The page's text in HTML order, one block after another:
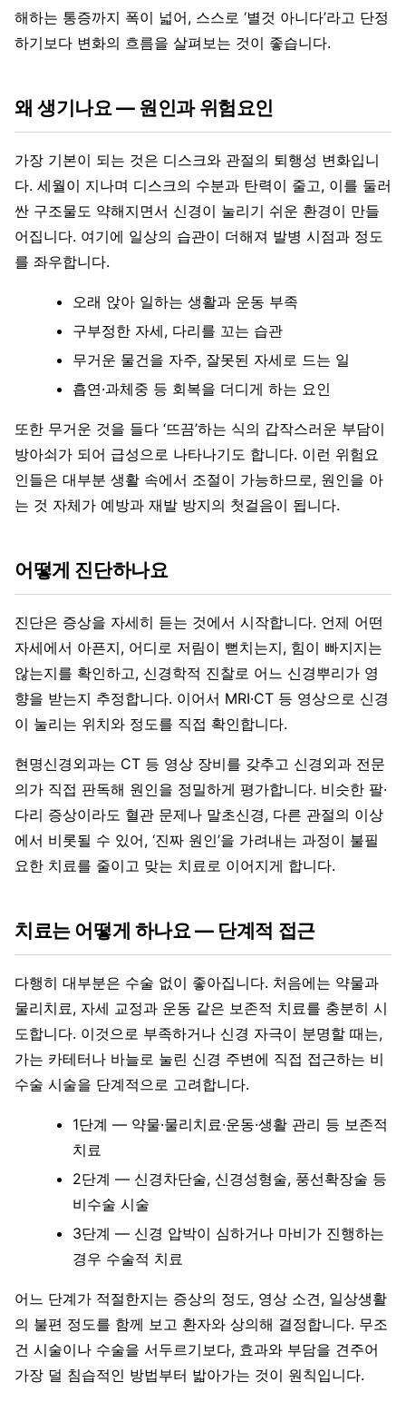
해하는 통증까지 폭이 넓어, 스스로 ‘별것 아니다’라고 단정
하기보다 변화의 흐름을 살펴보는 것이 좋습니다.
왜 생기나요 — 원인과 위험요인
가장 기본이 되는 것은 디스크와 관절의 퇴행성 변화입니
다. 세월이 지나며 디스크의 수분과 탄력이 줄고, 이를 둘러
싼 구조물도 약해지면서 신경이 눌리기 쉬운 환경이 만들
어집니다. 여기에 일상의 습관이 더해져 발병 시점과 정도
를 좌우합니다.
오래 앉아 일하는 생활과 운동 부족
구부정한 자세, 다리를 꼬는 습관
무거운 물건을 자주, 잘못된 자세로 드는 일
흡연·과체중 등 회복을 더디게 하는 요인
또한 무거운 것을 들다 ‘뜨끔’하는 식의 갑작스러운 부담이
방아쇠가 되어 급성으로 나타나기도 합니다. 이런 위험요
인들은 대부분 생활 속에서 조절이 가능하므로, 원인을 아
는 것 자체가 예방과 재발 방지의 첫걸음이 됩니다.
어떻게 진단하나요
진단은 증상을 자세히 듣는 것에서 시작합니다. 언제 어떤
자세에서 아픈지, 어디로 저림이 뻗치는지, 힘이 빠지지는
않는지를 확인하고, 신경학적 진찰로 어느 신경뿌리가 영
향을 받는지 추정합니다. 이어서 MRI·CT 등 영상으로 신경
이 눌리는 위치와 정도를 직접 확인합니다.
현명신경외과는 CT 등 영상 장비를 갖추고 신경외과 전문
의가 직접 판독해 원인을 정밀하게 평가합니다. 비슷한 팔·
다리 증상이라도 혈관 문제나 말초신경, 다른 관절의 이상
에서 비롯될 수 있어, ‘진짜 원인’을 가려내는 과정이 불필
요한 치료를 줄이고 맞는 치료로 이어지게 합니다.
치료는 어떻게 하나요 — 단계적 접근
다행히 대부분은 수술 없이 좋아집니다. 처음에는 약물과
물리치료, 자세 교정과 운동 같은 보존적 치료를 충분히 시
도합니다. 이것으로 부족하거나 신경 자극이 분명할 때는,
가는 카테터나 바늘로 눌린 신경 주변에 직접 접근하는 비
수술 시술을 단계적으로 고려합니다.
1단계 — 약물·물리치료·운동·생활 관리 등 보존적
치료
2단계 — 신경차단술, 신경성형술, 풍선확장술 등
비수술 시술
3단계 — 신경 압박이 심하거나 마비가 진행하는
경우 수술적 치료
어느 단계가 적절한지는 증상의 정도, 영상 소견, 일상생활
의 불편 정도를 함께 보고 환자와 상의해 결정합니다. 무조
건 시술이나 수술을 서두르기보다, 효과와 부담을 견주어
가장 덜 침습적인 방법부터 밟아가는 것이 원칙입니다.